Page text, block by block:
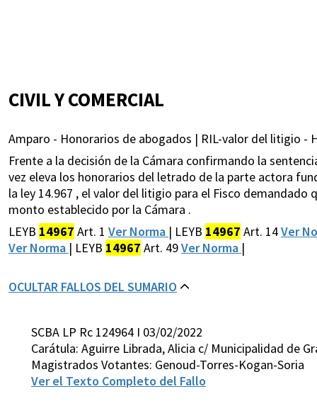
CIVIL Y COMERCIAL
Amparo - Honorarios de abogados | RIL-valor del litigio -
Frente a la decisión de la Cámara confirmando la
vez eleva los honorarios del letrado de la parte actora
la ley 14.967 , el valor del litigio para el Fisco
monto establecido por la Cámara .
LEYB 14967 Art. 1 Ver Norma | LEYB 14967 Art. 14Ver
Ver Norma | LEYB 14967 Art. 49Ver Norma |
OCULTAR FALLOS DEL SUMARIO
SCBA LP Rc 124964 I 03/02/2022
Carátula: Aguirre Librada, Alicia c/ Municipalidad de
Magistrados Votantes: Genoud-Torres-Kogan-Soria
Ver el Texto Completo del Fallo